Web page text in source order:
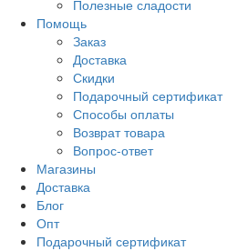
Полезные сладости
Помощь
Заказ
Доставка
Скидки
Подарочный сертификат
Способы оплаты
Возврат товара
Вопрос-ответ
Магазины
Доставка
Блог
Опт
Подарочный сертификат